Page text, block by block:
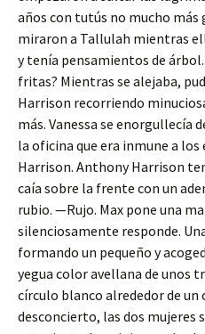
años con tutús no mucho más
miraron a Tallulah mientras
y tenía pensamientos de
fritas? Mientras se alejaba,
Harrison recorriendo
más. Vanessa se enorgullecía
la oficina que era inmune a
Harrison. Anthony Harrison
caía sobre la frente con un
rubio. —Rujo. Max pone una
silenciosamente responde.
formando un pequeño y
yegua color avellana de unos
círculo blanco alrededor de un
desconcierto, las dos mujeres